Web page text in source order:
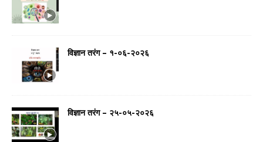
विज्ञान तरंग – १-०६-२०२६
विज्ञान तरंग – २५-०५-२०२६